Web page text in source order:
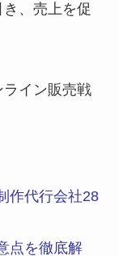
、売上を促
イン販売戦
作代行会社28
点を徹底解